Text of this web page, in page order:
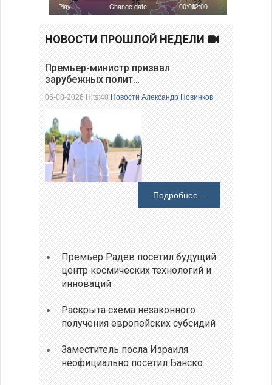
НОВОСТИ ПРОШЛОЙ НЕДЕЛИ
Премьер-министр призвал
зарубежных полит…
06-08-2026 Hits:40Новости Александр Новинков
Подробнее...
Премьер Радев посетил будущий
центр космических технологий и
инноваций
Раскрыта схема незаконного
получения европейских субсидий
Заместитель посла Израиля
неофициально посетил Банско